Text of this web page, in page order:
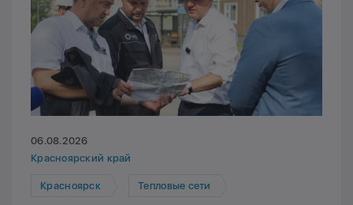
06.08.2026
Красноярский край
Красноярск Тепловые сети